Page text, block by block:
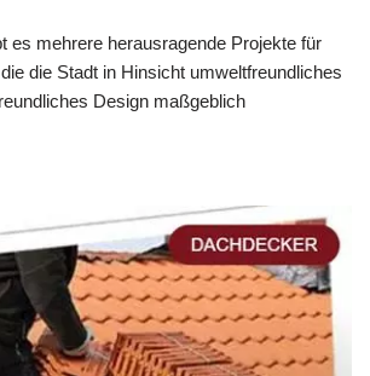
es mehrere herausragende Projekte für
die Stadt in Hinsicht umweltfreundliches
Design maßgeblich